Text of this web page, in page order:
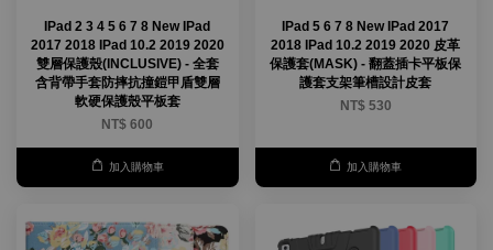
IPad 2 3 4 5 6 7 8 New IPad
2017 2018 IPad 10.2 2019 2020
雙層保護殼(INCLUSIVE) - 全套
含背帶手套防摔抗撞鎧甲盾雙層
軟硬保護殼平板套
NT$ 600
加入購物車
IPad 5 6 7 8 New IPad 2017
2018 IPad 10.2 2019 2020 皮革
保護套(MASK) - 翻蓋插卡平板保
護套支架筆槽設計皮套
NT$ 530
加入購物車